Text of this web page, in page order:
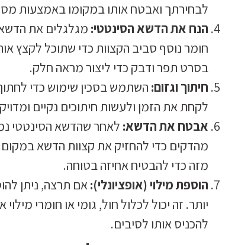
לבחירתך ואבטח אותו במקומו באמצעות
הנח את הדשא הסינטטי: מגלגלים את
חומר נוסף סביב הקצוות כדי שתוכל לקצץ
בסרט תפר ודבק כדי ליצור מראה חלק.
חיתוך וגזום: השתמש בסכין שימוש כדי
לקחת את הזמן ולעשות חיתוכים נקיים
אבטח את הדשא: לאחר שהדשא הסינטטי
מזה כדי להבטיח אחיזה בטוחה.
הוספת מילוי (אופציונלי):אם תרצה, ניתן
יותר. זה יכול לכלול חול, גומי או חומרי
להכניס אותו לסיבים.